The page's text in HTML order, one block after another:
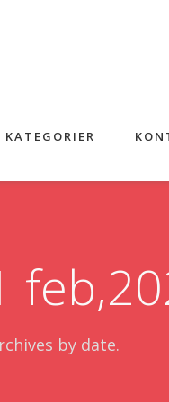
KATEGORIER
by date.